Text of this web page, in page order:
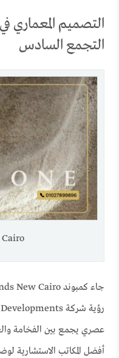
التجمع السادس
عصري يجمع بين الفخامة
أفضل المكاتب الاستشارية